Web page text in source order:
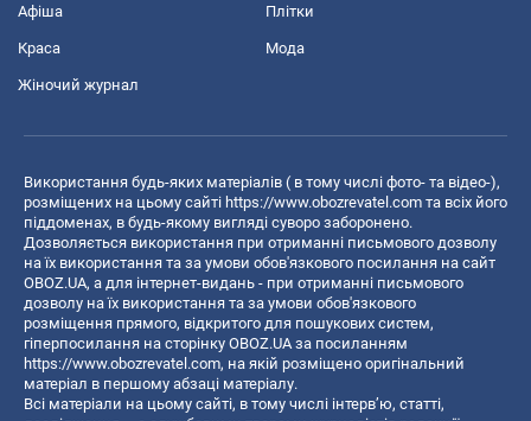
Афіша Плітки
Краса Мода
Жіночий журнал
Використання будь-яких матеріалів ( в тому числі фото- та відео-),
розміщених на цьому сайті https://www.obozrevatel.com та всіх його
піддоменах, в будь-якому вигляді суворо заборонено.
Дозволяється використання при отриманні письмового дозволу
на їх використання та за умови обов'язкового посилання на сайт
OBOZ.UA, а для інтернет-видань - при отриманні письмового
дозволу на їх використання та за умови обов'язкового
розміщення прямого, відкритого для пошукових систем,
гіперпосилання на сторінку OBOZ.UA за посиланням
https://www.obozrevatel.com, на якій розміщено оригінальний
матеріал в першому абзаці матеріалу.
Всі матеріали на цьому сайті, в тому числі інтерв’ю, статті,